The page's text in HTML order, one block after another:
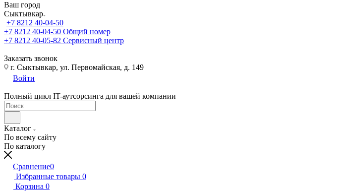
Ваш город
Сыктывкар
+7 8212 40-04-50
+7 8212 40-04-50 Общий номер
+7 8212 40-05-82 Сервисный центр
Заказать звонок
г. Сыктывкар, ул. Первомайская, д. 149
Войти
Полный цикл IT-аутсорсинга для вашей компании
Каталог
По всему сайту
По каталогу
Сравнение0
Избранные товары 0
Корзина 0